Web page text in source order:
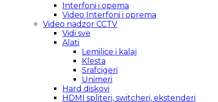
Interfoni i opema
Video Interfoni i oprema
Video nadzor CCTV
Vidi sve
Alati
Lemilice i kalaj
Klesta
Srafcigeri
Unimeri
Hard diskovi
HDMI spliteri, switcheri, ekstenderi